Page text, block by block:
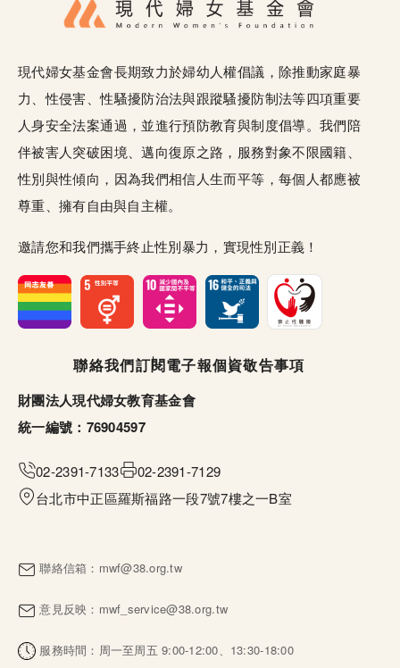
現代婦女基金會長期致力於婦幼人權倡議，除推動家庭暴
力、性侵害、性騷擾防治法與跟蹤騷擾防制法等四項重要
人身安全法案通過，並進行預防教育與制度倡導。我們陪
伴被害人突破困境、邁向復原之路，服務對象不限國籍、
性別與性傾向，因為我們相信人生而平等，每個人都應被
尊重、擁有自由與自主權。
邀請您和我們攜手終止性別暴力，實現性別正義！
聯絡我們訂閱電子報個資敬告事項
財團法人現代婦女教育基金會
統一編號：76904597
02-2391-7133
02-2391-7129
台北市中正區羅斯福路一段7號7樓之一B室
聯絡信箱： mwf@38.org.tw
意見反映： mwf_service@38.org.tw
服務時間：周一至周五 9:00-12:00、13:30-18:00